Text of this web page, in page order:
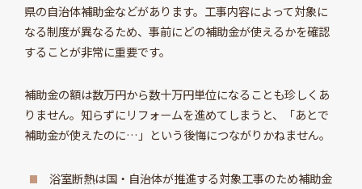
県の自治体補助金などがあります。工事内容によって対象に
なる制度が異なるため、事前にどの補助金が使えるかを確認
することが非常に重要です。
補助金の額は数万円から数十万円単位になることも珍しくあ
りません。知らずにリフォームを進めてしまうと、「あとで
補助金が使えたのに…」という後悔につながりかねません。
浴室断熱は国・自治体が推進する対象工事のため補助金